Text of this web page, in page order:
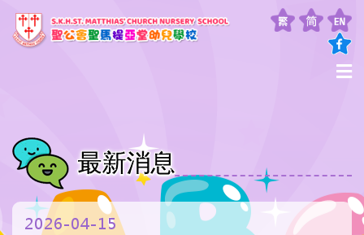
最新消息
2026-04-15